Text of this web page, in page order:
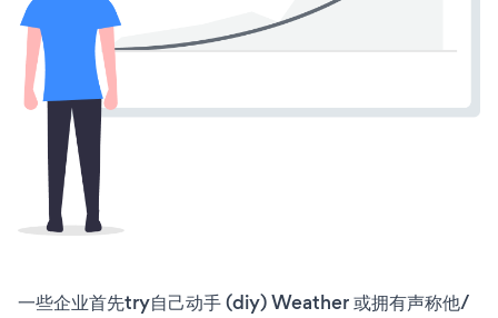
一些企业首先try自己动手 (diy) Weather 或拥有声称他/